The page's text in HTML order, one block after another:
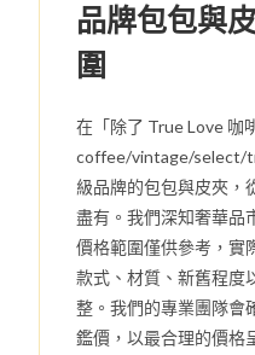
品牌包包與
圍
在「除了 True Love 咖
coffee/vintage/select/
級品牌的包包與皮夾，
盡有。我們深知奢華品
價格範圍僅供參考，實
款式、材質、新舊程度
整。我們的專業團隊會
鑑價，以最合理的價格